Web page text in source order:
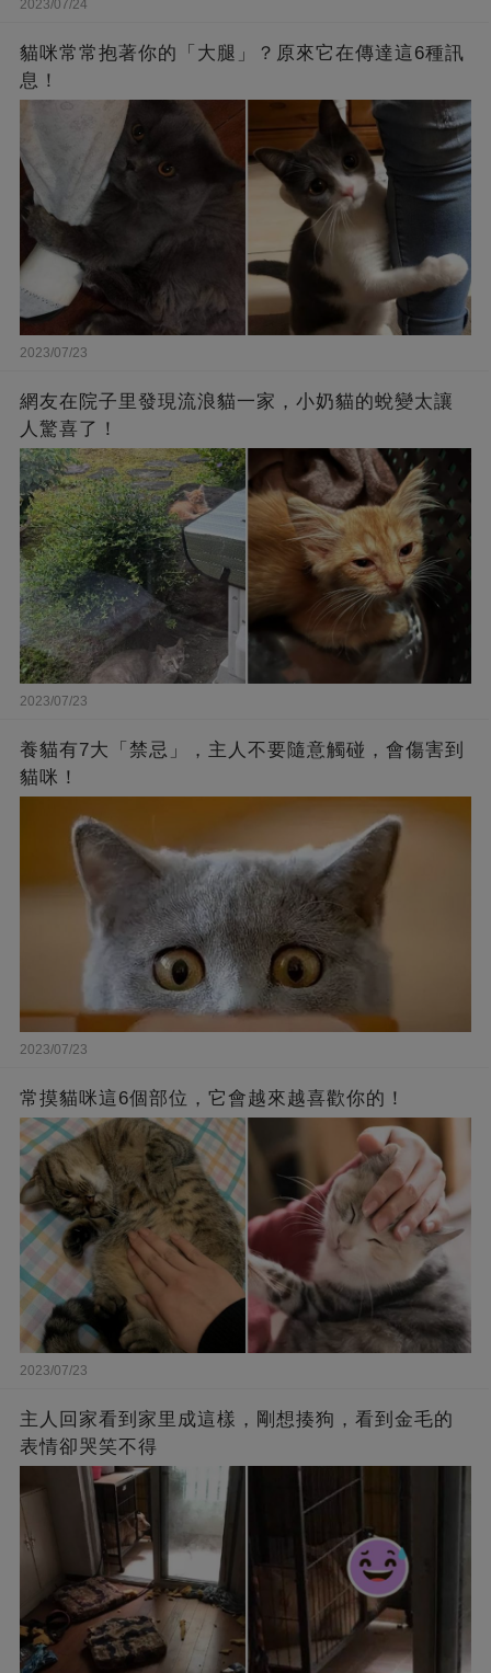
2023/07/24
貓咪常常抱著你的「大腿」？原來它在傳達這6種訊
息！
2023/07/23
網友在院子里發現流浪貓一家，小奶貓的蛻變太讓
人驚喜了！
2023/07/23
養貓有7大「禁忌」，主人不要隨意觸碰，會傷害到
貓咪！
2023/07/23
常摸貓咪這6個部位，它會越來越喜歡你的！
2023/07/23
主人回家看到家里成這樣，剛想揍狗，看到金毛的
表情卻哭笑不得